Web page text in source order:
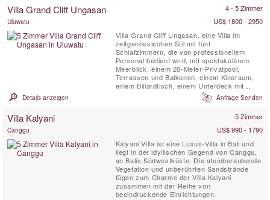
Momenten und persönlicher Privatsphäre.
Genießen Sie ein köstliches Abendessen,
Villa Grand Cliff Ungasan 4 - 5 Zimmer
Uluwatu
US$ 1800 - 2950
Villa Grand Cliff Ungasan, eine Villa im
zeitgenössischen Stil mit fünf
Schlafzimmern, die von professionellem
Personal bedient wird, mit spektakulärem
Meerblick, einem 20-Meter-Privatpool,
Terrassen und Balkonen, einem Kinoraum,
einem Billardtisch, einem Unterdeck mit
Whirlpool-Badewanne und einem
Entspannungspavillon . Diese
Klippenresorts auf der spektakulären
Details anzeigen Anfrage Senden
Villa Kalyani 5 Zimmer
Canggu
US$ 990 - 1790
Kalyani Villa ist eine Luxus-Villa in Bali und
liegt in der idyllischen Gegend von Canggu,
an Balis Südwestküste. Die atemberaubende
Vegetation und unberührten Sandstrände
fügen zum Charme der Villa Kalyani
zusammen mit der Reihe von
beeindruckende Einrichtungen.